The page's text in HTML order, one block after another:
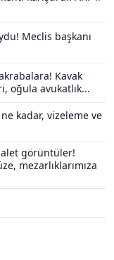
Meclis başkanı
Kavak
oğula avukatlık...
kadar, vizeleme ve
görüntüler!
mezarlıklarımıza